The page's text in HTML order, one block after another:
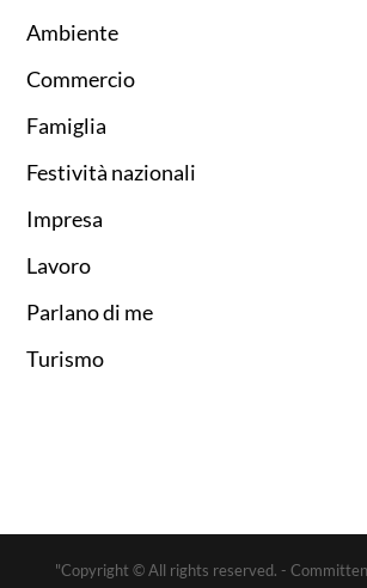
Ambiente
Commercio
Famiglia
Festività nazionali
Impresa
Lavoro
Parlano di me
Turismo
"Copyright © All rights reserved. -